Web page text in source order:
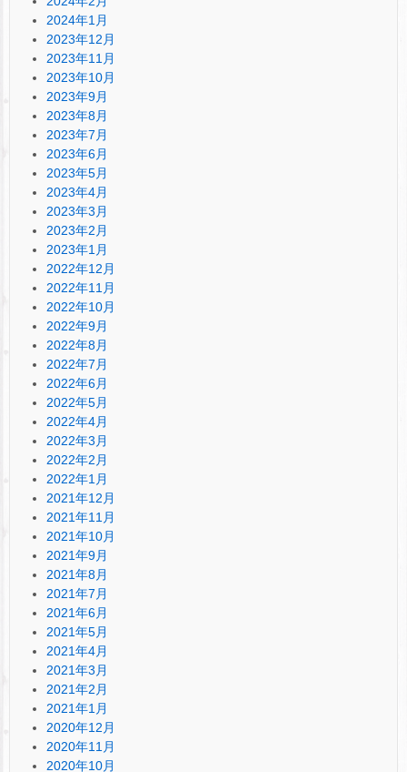
2024年1月
2023年12月
2023年11月
2023年10月
2023年9月
2023年8月
2023年7月
2023年6月
2023年5月
2023年4月
2023年3月
2023年2月
2023年1月
2022年12月
2022年11月
2022年10月
2022年9月
2022年8月
2022年7月
2022年6月
2022年5月
2022年4月
2022年3月
2022年2月
2022年1月
2021年12月
2021年11月
2021年10月
2021年9月
2021年8月
2021年7月
2021年6月
2021年5月
2021年4月
2021年3月
2021年2月
2021年1月
2020年12月
2020年11月
2020年10月